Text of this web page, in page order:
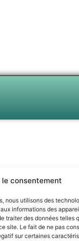
le consentement
nous utilisons des
informations des
traiter des données telles
site. Le fait de ne pas
sur certaines